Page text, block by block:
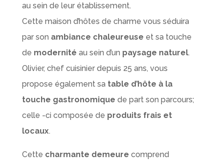
au sein de leur établissement.
Cette maison d’hôtes de charme vous séduira
par son ambiance chaleureuse et sa touche
de modernité au sein d’un paysage naturel.
Olivier, chef cuisinier depuis 25 ans, vous
propose également sa table d’hôte à la
touche gastronomique de part son parcours;
celle -ci composée de produits frais et
locaux.
Cette charmante demeure comprend